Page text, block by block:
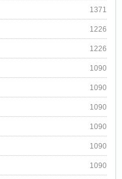
1371
1226
1226
1090
1090
1090
1090
1090
1090